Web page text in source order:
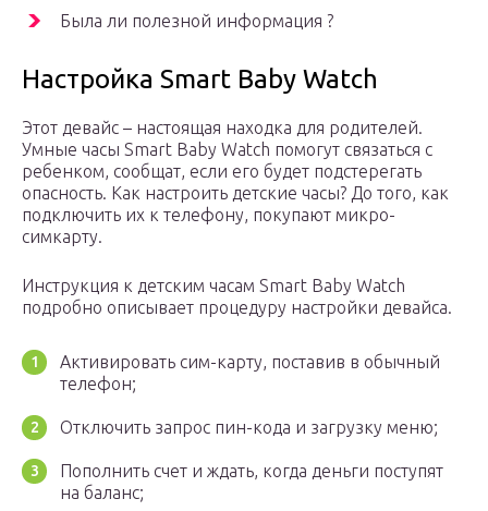
Была ли полезной информация ?
Настройка Smart Baby Watch
Этот девайс – настоящая находка для родителей.
Умные часы Smart Baby Watch помогут связаться с
ребенком, сообщат, если его будет подстерегать
опасность. Как настроить детские часы? До того, как
подключить их к телефону, покупают микро-
симкарту.
Инструкция к детским часам Smart Baby Watch
подробно описывает процедуру настройки девайса.
Активировать сим-карту, поставив в обычный
телефон;
Отключить запрос пин-кода и загрузку меню;
Пополнить счет и ждать, когда деньги поступят
на баланс;